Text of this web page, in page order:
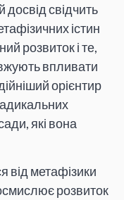
досвід свідчить
істин
розвиток і те,
впливати
орієнтир
які вона
від метафізики
осмислює розвиток